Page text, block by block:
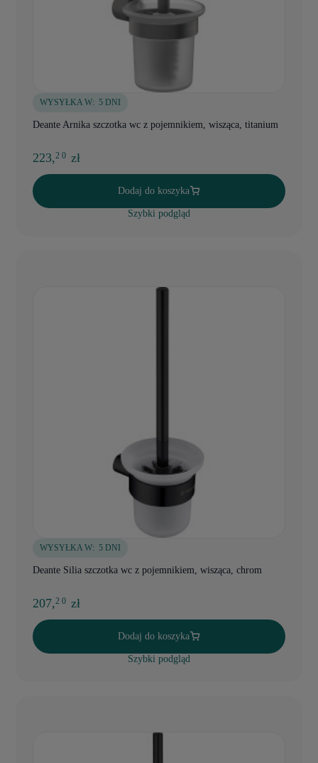
WYSYŁKA W: 5 DNI
Deante Arnika szczotka wc z pojemnikiem, wisząca, titanium
223,2 0 zł
Dodaj do koszyka
Szybki podgląd
WYSYŁKA W: 5 DNI
Deante Silia szczotka wc z pojemnikiem, wisząca, chrom
207,2 0 zł
Dodaj do koszyka
Szybki podgląd